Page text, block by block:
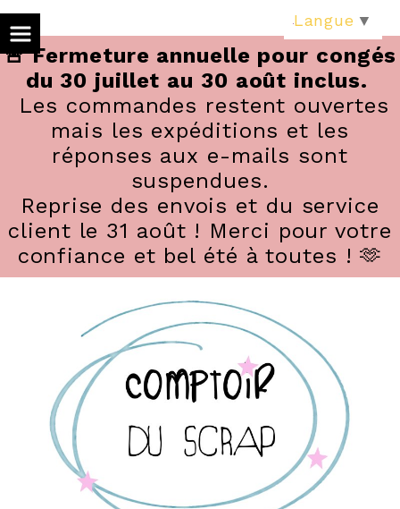
🚨 Fermeture annuelle pour congés
du 30 juillet au 30 août inclus.
Les commandes restent ouvertes
mais les expéditions et les
réponses aux e-mails sont
suspendues.
Reprise des envois et du service
client le 31 août ! Merci pour votre
confiance et bel été à toutes ! 🫶
Langue ▼